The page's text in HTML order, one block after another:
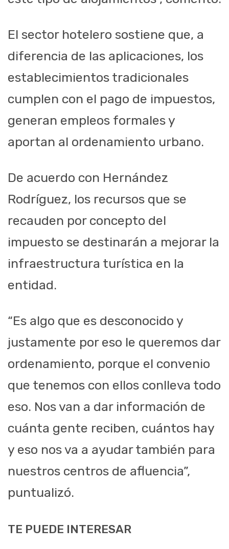
El sector hotelero sostiene que, a
diferencia de las aplicaciones, los
establecimientos tradicionales
cumplen con el pago de impuestos,
generan empleos formales y
aportan al ordenamiento urbano.
De acuerdo con Hernández
Rodríguez, los recursos que se
recauden por concepto del
impuesto se destinarán a mejorar la
infraestructura turística en la
entidad.
“Es algo que es desconocido y
justamente por eso le queremos dar
ordenamiento, porque el convenio
que tenemos con ellos conlleva todo
eso. Nos van a dar información de
cuánta gente reciben, cuántos hay
y eso nos va a ayudar también para
nuestros centros de afluencia”,
puntualizó.
TE PUEDE INTERESAR